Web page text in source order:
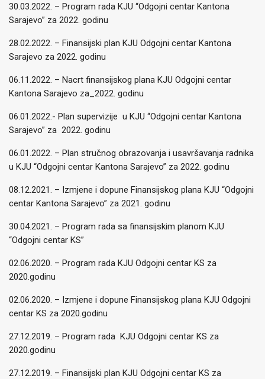
30.03.2022. – Program rada KJU “Odgojni centar Kantona
Sarajevo” za 2022. godinu
28.02.2022. – Finansijski plan KJU Odgojni centar Kantona
Sarajevo za 2022. godinu
06.11.2022. – Nacrt finansijskog plana KJU Odgojni centar
Kantona Sarajevo za_2022. godinu
06.01.2022.- Plan supervizije u KJU “Odgojni centar Kantona
Sarajevo” za 2022. godinu
06.01.2022. – Plan stručnog obrazovanja i usavršavanja radnika
u KJU “Odgojni centar Kantona Sarajevo” za 2022. godinu
08.12.2021. – Izmjene i dopune Finansijskog plana KJU “Odgojni
centar Kantona Sarajevo” za 2021. godinu
30.04.2021. – Program rada sa finansijskim planom KJU
“Odgojni centar KS”
02.06.2020. – Program rada KJU Odgojni centar KS za
2020.godinu
02.06.2020. – Izmjene i dopune Finansijskog plana KJU Odgojni
centar KS za 2020.godinu
27.12.2019. – Program rada KJU Odgojni centar KS za
2020.godinu
27.12.2019. – Finansijski plan KJU Odgojni centar KS za